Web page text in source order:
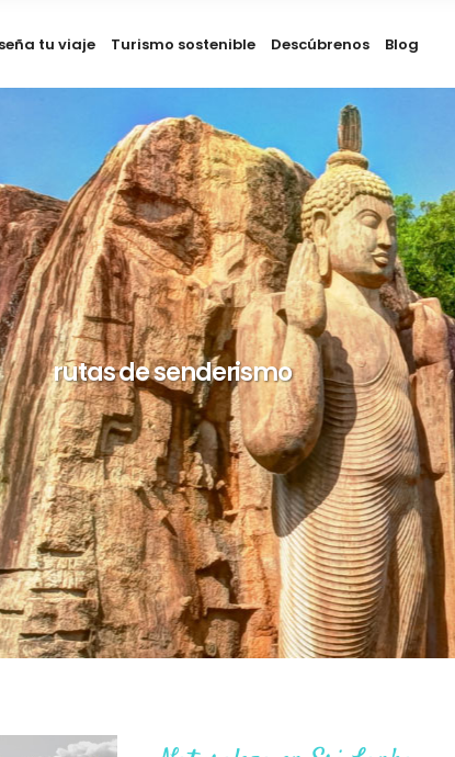
tu viaje Turismo sostenible Descúbrenos Blog
rutas de senderismo